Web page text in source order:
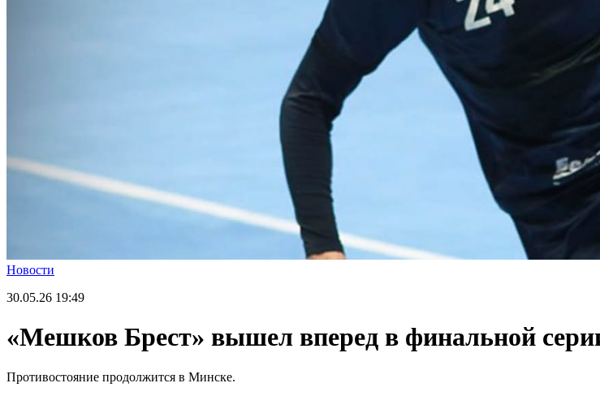
Новости
30.05.26 19:49
«Мешков Брест» вышел вперед в финальной
Противостояние продолжится в Минске.